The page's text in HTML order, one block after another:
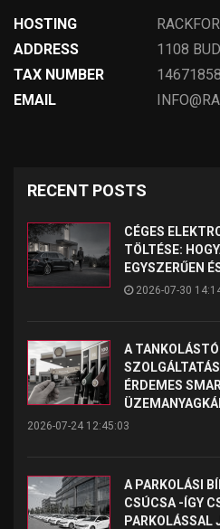
HOSTING
ADDRESS
1108
TAX NUMBER
EMAIL
RECENT POSTS
CÉGES
TÖLTÉSE:
EGYSZERŰEN
2026-07-30
A
ÉRDEMES
2026-07-24 12:45:03
A PARKOLÁSI
CSÚCSA -ÍGY
PARKOLÁSSAL